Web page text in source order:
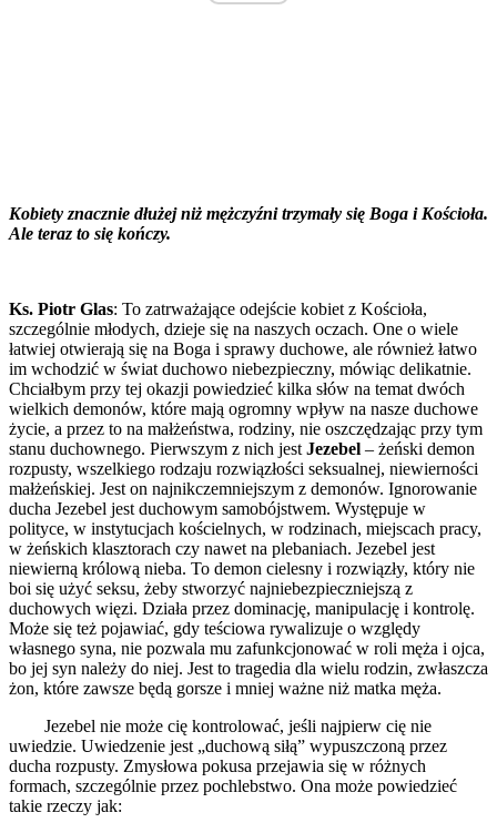
Kobiety znacznie dłużej niż mężczyźni trzymały się Boga i Kościoła.
Ale teraz to się kończy.
Ks. Piotr Glas: To zatrważające odejście kobiet z Kościoła,
szczególnie młodych, dzieje się na naszych oczach. One o wiele
łatwiej otwierają się na Boga i sprawy duchowe, ale również łatwo
im wchodzić w świat duchowo niebezpieczny, mówiąc delikatnie.
Chciałbym przy tej okazji powiedzieć kilka słów na temat dwóch
wielkich demonów, które mają ogromny wpływ na nasze duchowe
życie, a przez to na małżeństwa, rodziny, nie oszczędzając przy tym
stanu duchownego. Pierwszym z nich jestJezebel – żeński demon
rozpusty, wszelkiego rodzaju rozwiązłości seksualnej, niewierności
małżeńskiej. Jest on najnikczemniejszym z demonów. Ignorowanie
ducha Jezebel jest duchowym samobójstwem. Występuje w
polityce, w instytucjach kościelnych, w rodzinach, miejscach pracy,
w żeńskich klasztorach czy nawet na plebaniach. Jezebel jest
niewierną królową nieba. To demon cielesny i rozwiązły, który nie
boi się użyć seksu, żeby stworzyć najniebezpieczniejszą z
duchowych więzi. Działa przez dominację, manipulację i kontrolę.
Może się też pojawiać, gdy teściowa rywalizuje o względy
własnego syna, nie pozwala mu zafunkcjonować w roli męża i ojca,
bo jej syn należy do niej. Jest to tragedia dla wielu rodzin, zwłaszcza
żon, które zawsze będą gorsze i mniej ważne niż matka męża.
Jezebel nie może cię kontrolować, jeśli najpierw cię nie
uwiedzie. Uwiedzenie jest „duchową siłą” wypuszczoną przez
ducha rozpusty. Zmysłowa pokusa przejawia się w różnych
formach, szczególnie przez pochlebstwo. Ona może powiedzieć
takie rzeczy jak: